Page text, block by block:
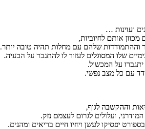
ועוינות …
אותם לחיוביות,
וההתמודדות שלהם עם מחלות תהיה טובה יותר.
שלו המסוגלים לעזור לו להתגבר על הבעיה.
על המכשול.
עם כל מצב נפשי.
וההקשבה לגוף,
ועלולים לגרום לעצמם נזק.
יפסיקו לעשן ויחיו חיים בריאים ומהנים.